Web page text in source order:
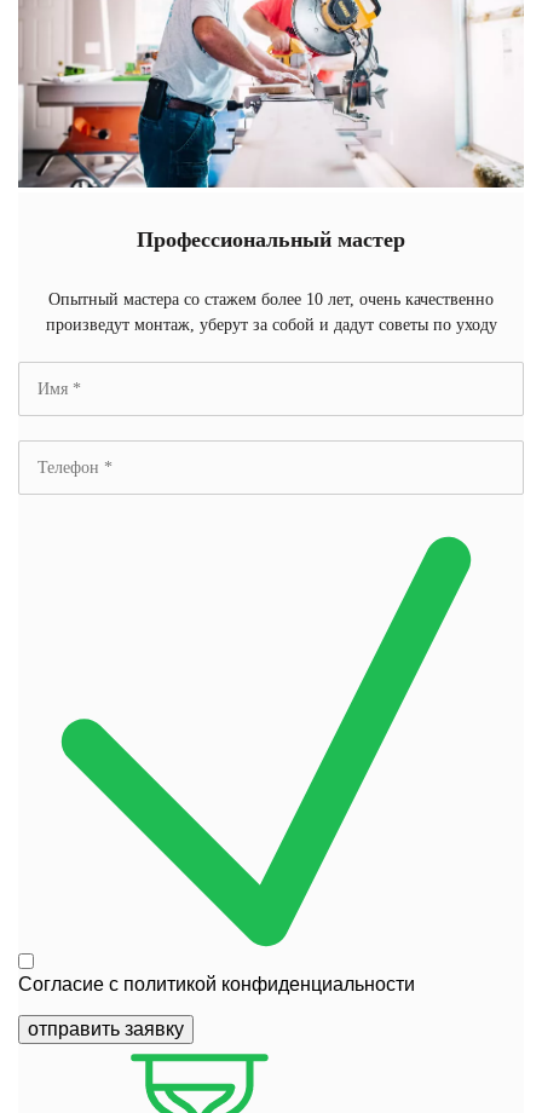
Профессиональный мастер
Опытный мастера со стажем более 10 лет, очень качественно
произведут монтаж, уберут за собой и дадут советы по уходу
Согласие с политикой конфиденциальности
отправить заявку